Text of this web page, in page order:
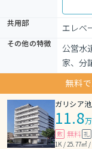
共用部
エレベ
その他の特徴
公営水
家、分
無料
ガリシア
11.8
敷 無料 礼
1K / 25.77㎡